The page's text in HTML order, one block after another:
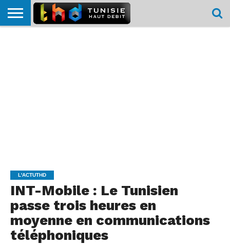
L'ACTUTHD
INT-Mobile : Le Tunisien
passe trois heures en
moyenne en communications
téléphoniques